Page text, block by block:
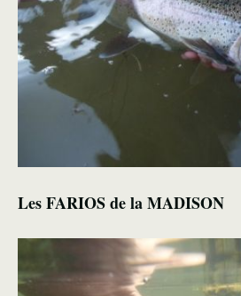
Les FARIOS de la MADISON